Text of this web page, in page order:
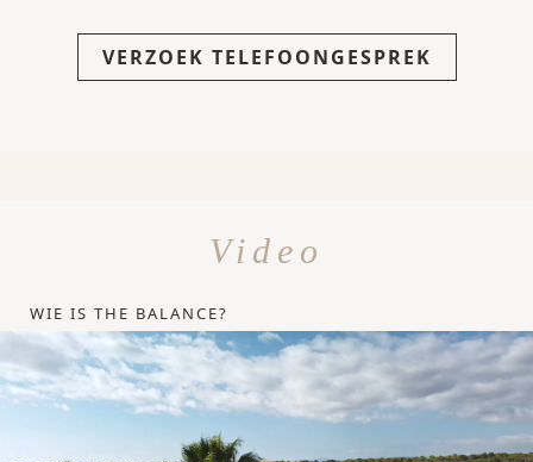
VERZOEK TELEFOONGESPREK
Video
WIE IS THE BALANCE?